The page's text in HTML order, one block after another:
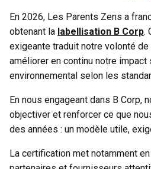
En 2026, Les Parents Zens a
obtenant la labellisation B Corp.
exigeante traduit notre volonté
améliorer en continu notre
environnemental selon les
En nous engageant dans B Corp,
objectiver et renforcer ce que
des années : un modèle utile,
La certification met notamment